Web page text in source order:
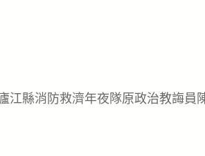
縣消防救濟年夜隊原政治教誨員